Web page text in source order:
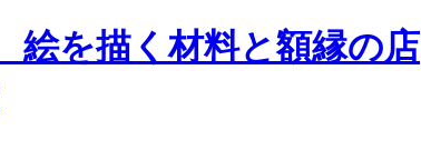
絵を描く材料と額縁の店